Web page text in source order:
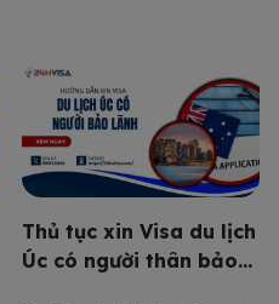
sách làm việc của đất nước
này. Visa 190 Úc luôn được
nhiều người tìm hiểu thông tin
bởi nó chính là chiếc chìa […]
Thủ tục xin Visa du lịch
Úc có người thân bảo